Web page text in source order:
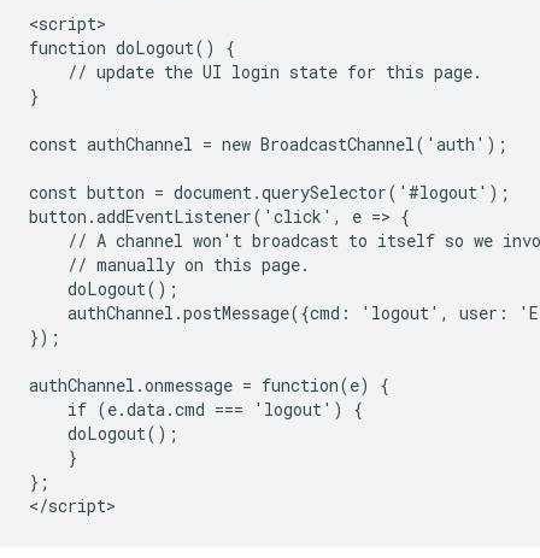
<script>
function doLogout() {
    // update the UI login state for this page.
}
const authChannel = new BroadcastChannel('auth');
const button = document.querySelector('#logout');
button.addEventListener('click', e => {
// A channel won't broadcast to itself so we
    // manually on this page.
    doLogout();
authChannel.postMessage({cmd: 'logout', user:
});
authChannel.onmessage = function(e) {
    if (e.data.cmd === 'logout') {
    doLogout();
    }
};